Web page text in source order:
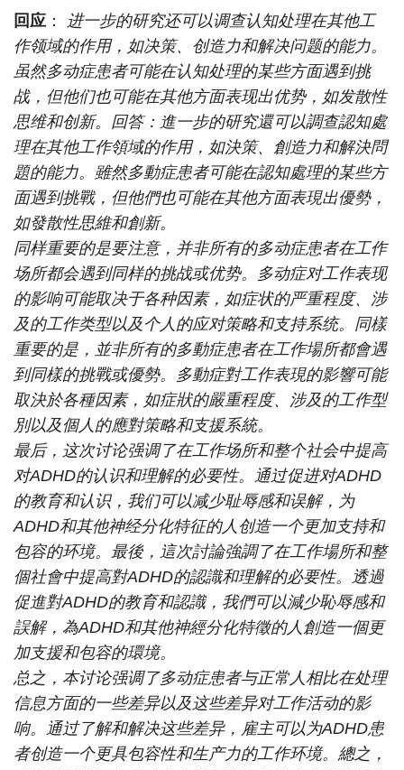
回应 ： 进一步的研究还可以调查认知处理在其他工
作领域的作用，如决策、创造力和解决问题的能力。
虽然多动症患者可能在认知处理的某些方面遇到挑
战，但他们也可能在其他方面表现出优势，如发散性
思维和创新。回答：進一步的研究還可以調查認知處
理在其他工作領域的作用，如決策、創造力和解決問
題的能力。雖然多動症患者可能在認知處理的某些方
面遇到挑戰，但他們也可能在其他方面表現出優勢，
如發散性思維和創新。
同样重要的是要注意，并非所有的多动症患者在工作
场所都会遇到同样的挑战或优势。多动症对工作表现
的影响可能取决于各种因素，如症状的严重程度、涉
及的工作类型以及个人的应对策略和支持系统。同樣
重要的是，並非所有的多動症患者在工作場所都會遇
到同樣的挑戰或優勢。多動症對工作表現的影響可能
取決於各種因素，如症狀的嚴重程度、涉及的工作型
別以及個人的應對策略和支援系統。
最后，这次讨论强调了在工作场所和整个社会中提高
对ADHD的认识和理解的必要性。通过促进对ADHD
的教育和认识，我们可以减少耻辱感和误解，为
ADHD和其他神经分化特征的人创造一个更加支持和
包容的环境。最後，這次討論強調了在工作場所和整
個社會中提高對ADHD的認識和理解的必要性。透過
促進對ADHD的教育和認識，我們可以減少恥辱感和
誤解，為ADHD和其他神經分化特徵的人創造一個更
加支援和包容的環境。
总之，本讨论强调了多动症患者与正常人相比在处理
信息方面的一些差异以及这些差异对工作活动的影
响。通过了解和解决这些差异，雇主可以为ADHD患
者创造一个更具包容性和生产力的工作环境。總之，